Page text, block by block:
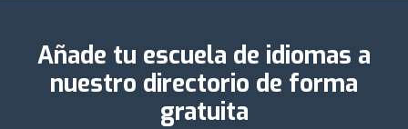
Añade tu escuela de idiomas a
nuestro directorio de forma
gratuita